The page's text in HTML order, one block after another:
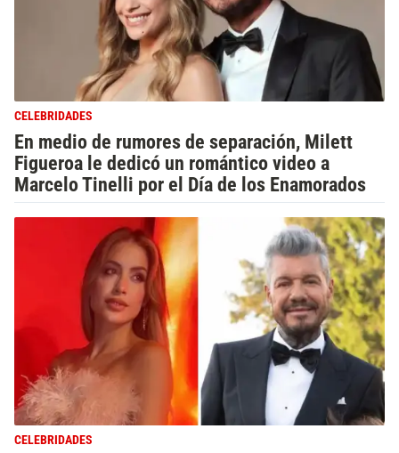
CELEBRIDADES
En medio de rumores de separación, Milett
Figueroa le dedicó un romántico video a
Marcelo Tinelli por el Día de los Enamorados
CELEBRIDADES